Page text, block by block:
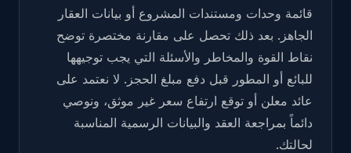
قائمة وحدات ومستندات المشروع أو بيانات العقار
الجاهز. بعد ذلك تحصل على مقارنة مختصرة توضح
نقاط القوة والمخاطر والأسئلة التي يجب توجيهها
للبائع أو المطور قبل دفع مبلغ الحجز. لا نعتمد على
عائد معلن أو توقع ارتفاع سعر غير موثق، ونوصي
دائماً بمراجعة العقد والبيانات الرسمية المناسبة
لحالتك.